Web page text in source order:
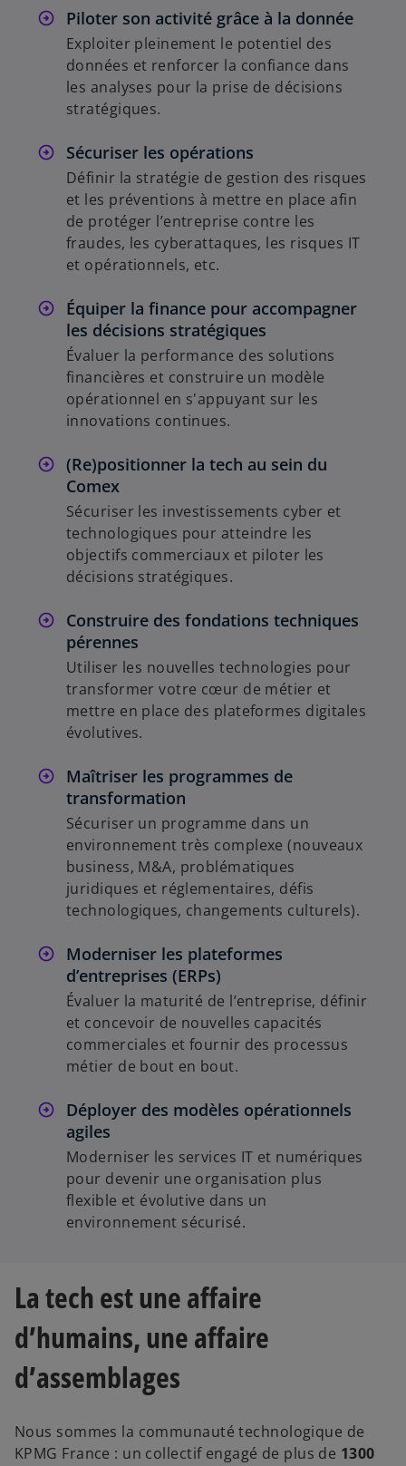
Piloter son activité grâce à la donnée
Exploiter pleinement le potentiel des
données et renforcer la confiance dans
les analyses pour la prise de décisions
stratégiques.
Sécuriser les opérations
Définir la stratégie de gestion des risques
et les préventions à mettre en place afin
de protéger l’entreprise contre les
fraudes, les cyberattaques, les risques IT
et opérationnels, etc.
Équiper la finance pour accompagner
les décisions stratégiques
Évaluer la performance des solutions
financières et construire un modèle
opérationnel en s'appuyant sur les
innovations continues.
(Re)positionner la tech au sein du
Comex
Sécuriser les investissements cyber et
technologiques pour atteindre les
objectifs commerciaux et piloter les
décisions stratégiques.
Construire des fondations techniques
pérennes
Utiliser les nouvelles technologies pour
transformer votre cœur de métier et
mettre en place des plateformes digitales
évolutives.
Maîtriser les programmes de
transformation
Sécuriser un programme dans un
environnement très complexe (nouveaux
business, M&A, problématiques
juridiques et réglementaires, défis
technologiques, changements culturels).
Moderniser les plateformes
d’entreprises (ERPs)
Évaluer la maturité de l’entreprise, définir
et concevoir de nouvelles capacités
commerciales et fournir des processus
métier de bout en bout.
Déployer des modèles opérationnels
agiles
Moderniser les services IT et numériques
pour devenir une organisation plus
flexible et évolutive dans un
environnement sécurisé.
La tech est une affaire
d’humains, une affaire
d’assemblages
Nous sommes la communauté technologique de
KPMG France : un collectif engagé de plus de 1300